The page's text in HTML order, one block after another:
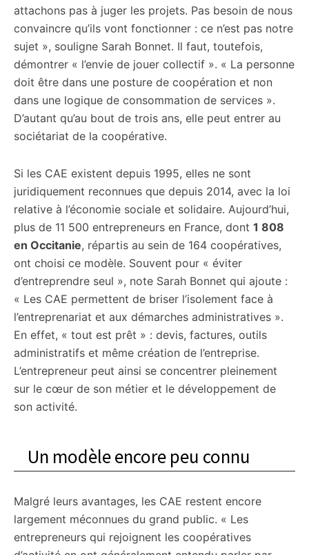
attachons pas à juger les projets. Pas besoin de nous
convaincre qu’ils vont fonctionner : ce n’est pas notre
sujet », souligne Sarah Bonnet. Il faut, toutefois,
démontrer « l’envie de jouer collectif ». « La personne
doit être dans une posture de coopération et non
dans une logique de consommation de services ».
D’autant qu’au bout de trois ans, elle peut entrer au
sociétariat de la coopérative.
Si les CAE existent depuis 1995, elles ne sont
juridiquement reconnues que depuis 2014, avec la loi
relative à l’économie sociale et solidaire. Aujourd’hui,
plus de 11 500 entrepreneurs en France, dont 1 808
en Occitanie, répartis au sein de 164 coopératives,
ont choisi ce modèle. Souvent pour « éviter
d’entreprendre seul », note Sarah Bonnet qui ajoute :
« Les CAE permettent de briser l’isolement face à
l’entreprenariat et aux démarches administratives ».
En effet, « tout est prêt » : devis, factures, outils
administratifs et même création de l’entreprise.
L’entrepreneur peut ainsi se concentrer pleinement
sur le cœur de son métier et le développement de
son activité.
Un modèle encore peu connu
Malgré leurs avantages, les CAE restent encore
largement méconnues du grand public. « Les
entrepreneurs qui rejoignent les coopératives